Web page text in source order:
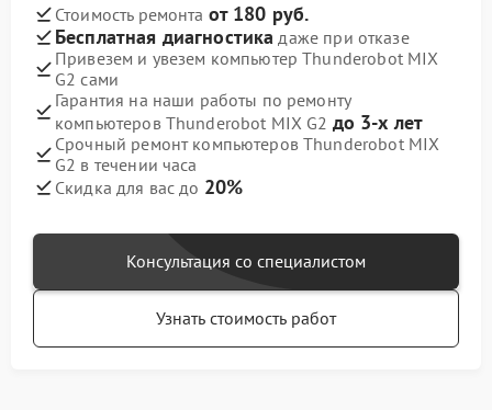
Стоимость ремонта от 180 руб.
Бесплатная диагностика даже при отказе
Привезем и увезем компьютер Thunderobot MIX
G2 сами
Гарантия на наши работы по ремонту
компьютеров Thunderobot MIX G2 до 3-х лет
Срочный ремонт компьютеров Thunderobot MIX
G2 в течении часа
Скидка для вас до 20%
Консультация со специалистом
Узнать стоимость работ